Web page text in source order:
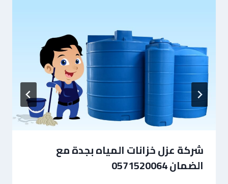
شركة عزل خزانات المياه بجدة مع
الضمان 0571520064